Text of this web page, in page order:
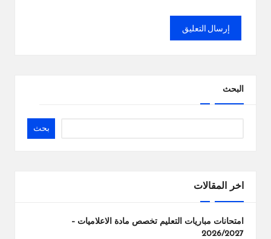
البحث
بحث
اخر المقالات
امتحانات مباريات التعليم تخصص مادة الاعلاميات –
2026/2027